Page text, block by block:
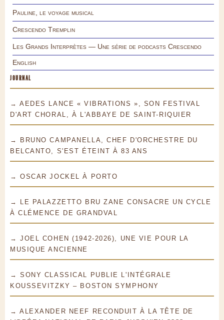
Pauline, le voyage musical
Crescendo Tremplin
Les Grands Interprètes — Une série de podcasts Crescendo
English
JOURNAL
→ AEDES LANCE « VIBRATIONS », SON FESTIVAL
D'ART CHORAL, À L'ABBAYE DE SAINT-RIQUIER
→ BRUNO CAMPANELLA, CHEF D'ORCHESTRE DU
BELCANTO, S'EST ÉTEINT À 83 ANS
→ OSCAR JOCKEL À PORTO
→ LE PALAZZETTO BRU ZANE CONSACRE UN CYCLE
À CLÉMENCE DE GRANDVAL
→ JOEL COHEN (1942-2026), UNE VIE POUR LA
MUSIQUE ANCIENNE
→ SONY CLASSICAL PUBLIE L'INTÉGRALE
KOUSSEVITZKY – BOSTON SYMPHONY
→ ALEXANDER NEEF RECONDUIT À LA TÊTE DE